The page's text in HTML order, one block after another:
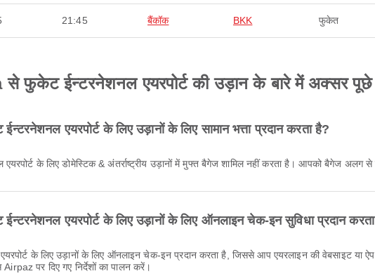
21:45 बैंकॉक BKK फुकेत
फुकेट ईन्टरनेशनल एयरपोर्ट की उड़ान के बारे में अक्सर पूछे
एयरपोर्ट के लिए उड़ानों के लिए सामान भत्ता प्रदान करता है?
के लिए डोमेस्टिक & अंतर्राष्ट्रीय उड़ानों में मुफ्त बैगेज शामिल नहीं करता है। आपको बैगेज अलग से
एयरपोर्ट के लिए उड़ानों के लिए ऑनलाइन चेक-इन सुविधा प्रदान
पर दिए गए निर्देशों का पालन करें।